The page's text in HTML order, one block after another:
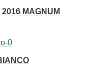
MAGNUM